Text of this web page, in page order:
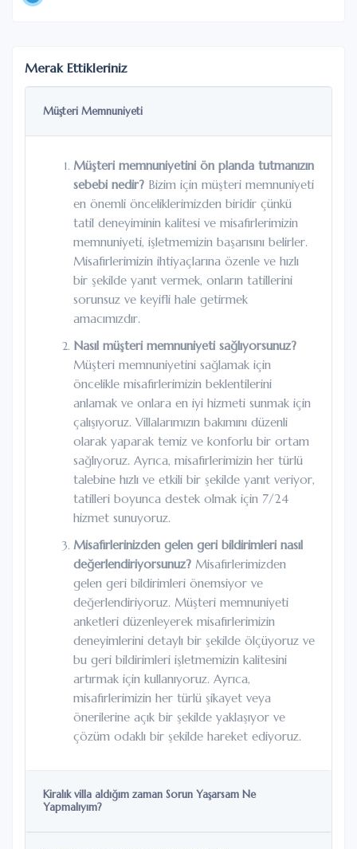
Merak Ettikleriniz
Müşteri Memnuniyeti
Müşteri memnuniyetini ön planda tutmanızın
sebebi nedir? Bizim için müşteri memnuniyeti
en önemli önceliklerimizden biridir çünkü
tatil deneyiminin kalitesi ve misafirlerimizin
memnuniyeti, işletmemizin başarısını belirler.
Misafirlerimizin ihtiyaçlarına özenle ve hızlı
bir şekilde yanıt vermek, onların tatillerini
sorunsuz ve keyifli hale getirmek
amacımızdır.
Nasıl müşteri memnuniyeti sağlıyorsunuz?
Müşteri memnuniyetini sağlamak için
öncelikle misafirlerimizin beklentilerini
anlamak ve onlara en iyi hizmeti sunmak için
çalışıyoruz. Villalarımızın bakımını düzenli
olarak yaparak temiz ve konforlu bir ortam
sağlıyoruz. Ayrıca, misafirlerimizin her türlü
talebine hızlı ve etkili bir şekilde yanıt veriyor,
tatilleri boyunca destek olmak için 7/24
hizmet sunuyoruz.
Misafirlerinizden gelen geri bildirimleri nasıl
değerlendiriyorsunuz? Misafirlerimizden
gelen geri bildirimleri önemsiyor ve
değerlendiriyoruz. Müşteri memnuniyeti
anketleri düzenleyerek misafirlerimizin
deneyimlerini detaylı bir şekilde ölçüyoruz ve
bu geri bildirimleri işletmemizin kalitesini
artırmak için kullanıyoruz. Ayrıca,
misafirlerimizin her türlü şikayet veya
önerilerine açık bir şekilde yaklaşıyor ve
çözüm odaklı bir şekilde hareket ediyoruz.
Kiralık villa aldığım zaman Sorun Yaşarsam Ne
Yapmalıyım?